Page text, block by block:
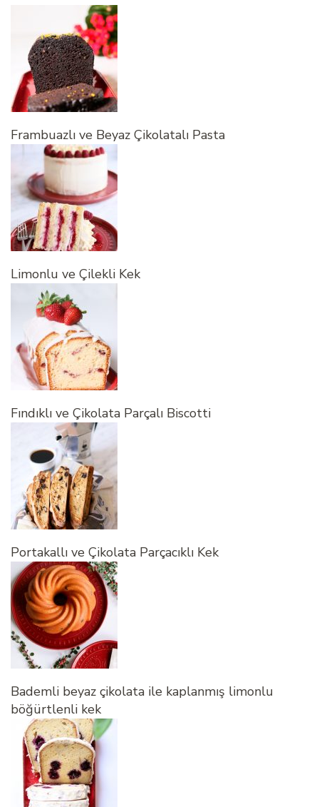
Frambuazlı ve Beyaz Çikolatalı Pasta
Limonlu ve Çilekli Kek
Fındıklı ve Çikolata Parçalı Biscotti
Portakallı ve Çikolata Parçacıklı Kek
Bademli beyaz çikolata ile kaplanmış limonlu
böğürtlenli kek